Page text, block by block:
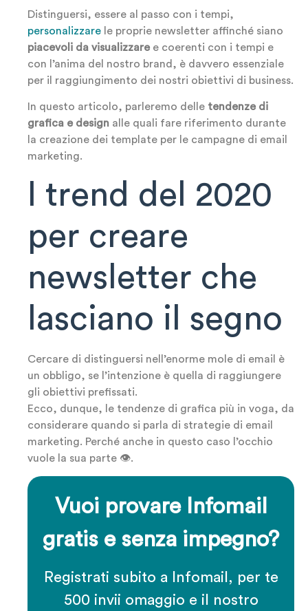
Distinguersi, essere al passo con i tempi,
personalizzare le proprie newsletter affinché siano
piacevoli da visualizzare e coerenti con i tempi e
con l’anima del nostro brand, è davvero essenziale
per il raggiungimento dei nostri obiettivi di business.
In questo articolo, parleremo delle tendenze di
grafica e design alle quali fare riferimento durante
la creazione dei template per le campagne di email
marketing.
I trend del 2020
per creare
newsletter che
lasciano il segno
Cercare di distinguersi nell’enorme mole di email è
un obbligo, se l’intenzione è quella di raggiungere
gli obiettivi prefissati.
Ecco, dunque, le tendenze di grafica più in voga, da
considerare quando si parla di strategie di email
marketing. Perché anche in questo caso l’occhio
vuole la sua parte 👁️.
Vuoi provare Infomail
gratis e senza impegno?
Registrati subito a Infomail, per te
500 invii omaggio e il nostro